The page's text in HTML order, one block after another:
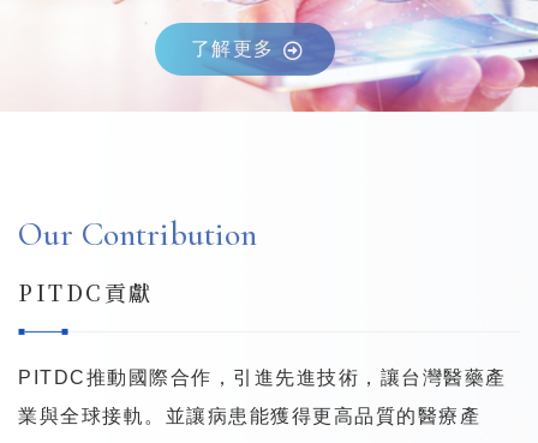
了解更多
Our Contribution
PITDC貢獻
PITDC推動國際合作，引進先進技術，讓台灣醫藥產
業與全球接軌。 並讓病患能獲得更高品質的醫療產